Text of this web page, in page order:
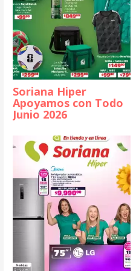
Soriana Hiper
Apoyamos con Todo
Junio 2026